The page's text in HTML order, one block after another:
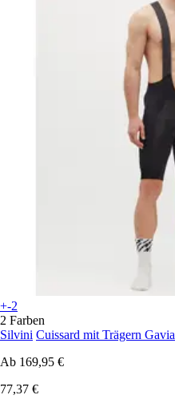
+-2
2 Farben
Silvini Cuissard mit Trägern Gavia
Ab 169,95 €
77,37 €